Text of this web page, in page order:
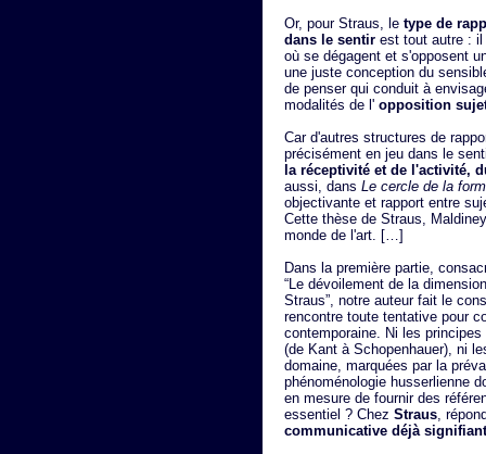
Or, pour Straus, le type de
dans le sentir est tout autre : il
où se dégagent et s'opposent
une juste conception du
de penser qui conduit à
modalités de l' opposition
Car d'autres structures de
précisément en jeu dans le
la réceptivité et de l'activité,
aussi, dans Le cercle de la
objectivante et rapport entre
Cette thèse de Straus,
monde de l'art. […]
Dans la première partie,
“Le dévoilement de la
Straus”, notre auteur fait le
rencontre toute tentative pour
contemporaine. Ni les
(de Kant à Schopenhauer), ni
domaine, marquées par la
phénoménologie husserlienne
en mesure de fournir des
essentiel ? Chez Straus,
communicative déjà